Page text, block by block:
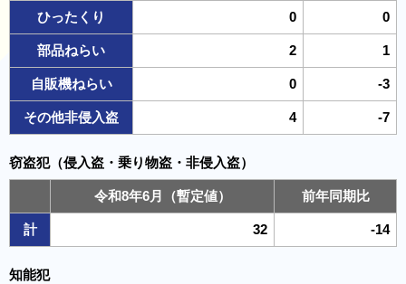
ひったくり 0 0
部品ねらい 2 1
自販機ねらい 0 -3
その他非侵入盗 4 -7
窃盗犯（侵入盗・乗り物盗・非侵入盗）
令和8年6月（暫定値） 前年同期比
計 32 -14
知能犯